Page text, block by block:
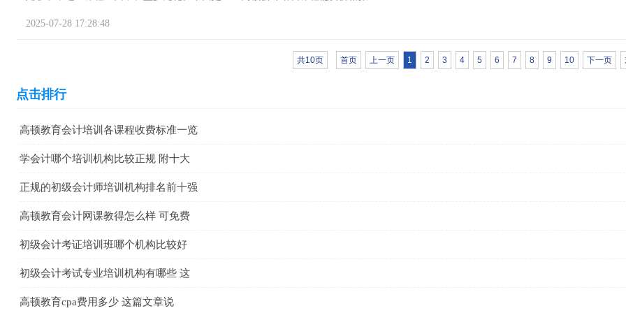
2025-07-28 17:28:48
共10页 首页 上一页 1 2 3 4 5 6 7 8 9 10 下一页
点击排行
高顿教育会计培训各课程收费标准一览
学会计哪个培训机构比较正规 附十大
正规的初级会计师培训机构排名前十强
高顿教育会计网课教得怎么样 可免费
初级会计考证培训班哪个机构比较好
初级会计考试专业培训机构有哪些 这
高顿教育cpa费用多少 这篇文章说